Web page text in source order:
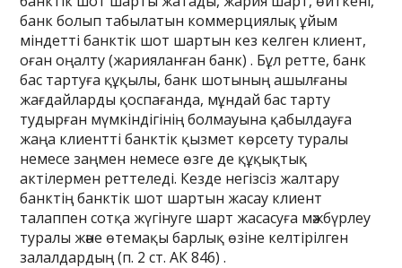
банк болып табылатын коммерциялық ұйым
міндетті банктік шот шартын кез келген клиент,
оған оңалту (жарияланған банк) . Бұл ретте, банк
бас тартуға құқылы, банк шотының ашылғаны
жағдайларды қоспағанда, мұндай бас тарту
тудырған мүмкіндігінің болмауына қабылдауға
жаңа клиентті банктік қызмет көрсету туралы
немесе заңмен немесе өзге де құқықтық
актілермен реттеледі. Кезде негізсіз жалтару
банктің банктік шот шартын жасау клиент
талаппен сотқа жүгінуге шарт жасасуға мәжбүрлеу
туралы және өтемақы барлық өзіне келтірілген
залалдардың (п. 2 ст. АК 846) .